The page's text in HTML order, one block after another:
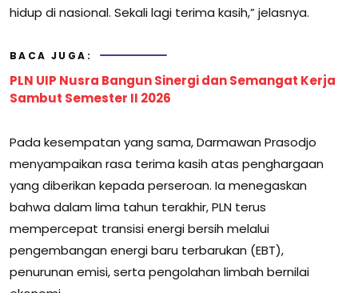
hidup di nasional. Sekali lagi terima kasih,” jelasnya.
BACA JUGA:
PLN UIP Nusra Bangun Sinergi dan Semangat Kerja
Sambut Semester II 2026
Pada kesempatan yang sama, Darmawan Prasodjo
menyampaikan rasa terima kasih atas penghargaan
yang diberikan kepada perseroan. Ia menegaskan
bahwa dalam lima tahun terakhir, PLN terus
mempercepat transisi energi bersih melalui
pengembangan energi baru terbarukan (EBT),
penurunan emisi, serta pengolahan limbah bernilai